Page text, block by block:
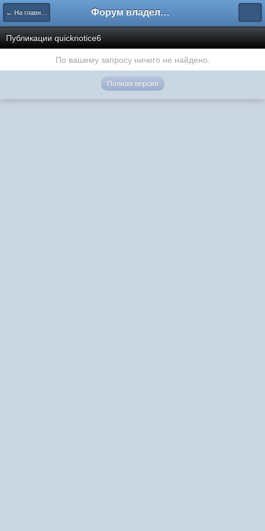
← На главную Форум владельцев интернет-магазинов
Публикации quicknotice6
По вашему запросу ничего не найдено.
Полная версия